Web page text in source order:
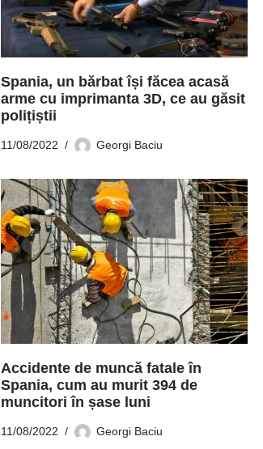
Spania, un bărbat își făcea acasă
arme cu imprimanta 3D, ce au găsit
polițiștii
11/08/2022 Georgi Baciu
Accidente de muncă fatale în
Spania, cum au murit 394 de
muncitori în șase luni
11/08/2022 Georgi Baciu